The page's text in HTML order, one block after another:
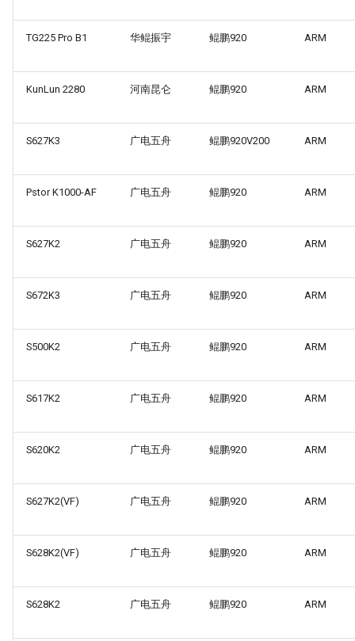
TG225 Pro B1 华鲲振宇 鲲鹏920 ARM
KunLun 2280 河南昆仑 鲲鹏920 ARM
S627K3 广电五舟 鲲鹏920V200 ARM
Pstor K1000-AF 广电五舟 鲲鹏920 ARM
S627K2 广电五舟 鲲鹏920 ARM
S672K3 广电五舟 鲲鹏920 ARM
S500K2 广电五舟 鲲鹏920 ARM
S617K2 广电五舟 鲲鹏920 ARM
S620K2 广电五舟 鲲鹏920 ARM
S627K2(VF) 广电五舟 鲲鹏920 ARM
S628K2(VF) 广电五舟 鲲鹏920 ARM
S628K2 广电五舟 鲲鹏920 ARM